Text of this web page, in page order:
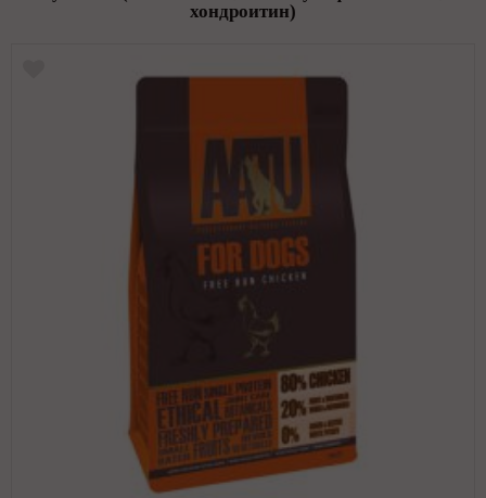
хондроитин)